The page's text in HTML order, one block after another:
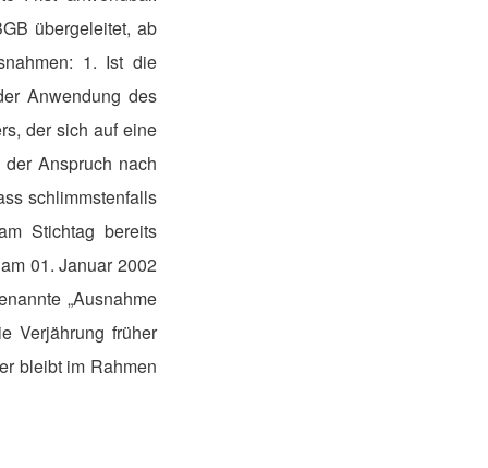
übergeleitet, ab
1. Ist die
Anwendung des
der sich auf eine
Anspruch nach
schlimmstenfalls
Stichtag bereits
01. Januar 2002
„Ausnahme
Verjährung früher
bleibt im Rahmen